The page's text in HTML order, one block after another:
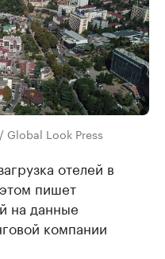
Global Look Press
отелей в
пишет
на данные
компании